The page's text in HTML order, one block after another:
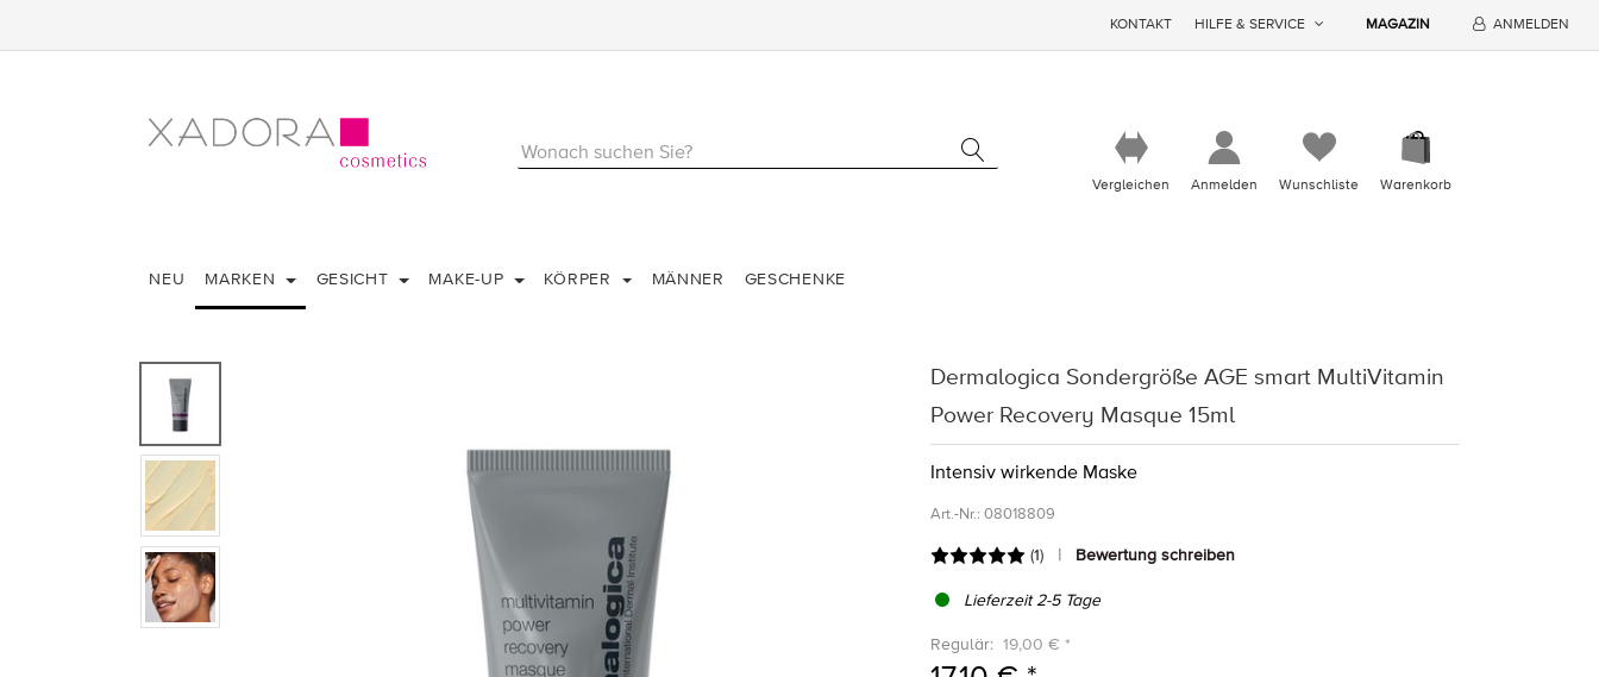
KONTAKT HILFE & SERVICE MAGAZIN ANMELDEN
Vergleichen Anmelden Wunschliste Warenkorb
NEU MARKEN GESICHT MAKE-UP KÖRPER MÄNNER GESCHENKE
Dermalogica Sondergröße AGE smart MultiVitamin
Power Recovery Masque 15ml
Intensiv wirkende Maske
Art.-Nr.: 08018809
(1) Bewertung schreiben
Lieferzeit 2-5 Tage
Regulär: 19,00 € *